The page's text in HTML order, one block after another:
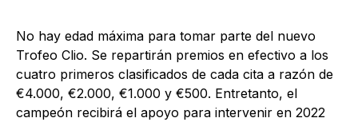
No hay edad máxima para tomar parte del nuevo
Trofeo Clio. Se repartirán premios en efectivo a los
cuatro primeros clasificados de cada cita a razón de
€4.000, €2.000, €1.000 y €500. Entretanto, el
campeón recibirá el apoyo para intervenir en 2022